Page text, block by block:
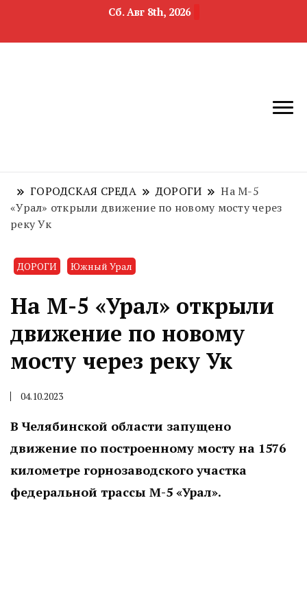
Сб. Авг 8th, 2026
область
недвижимости
ГОРОДСКАЯ СРЕДА ДОРОГИ
На М-5
«Урал» открыли движение по новому мосту через
реку Ук
ДОРОГИ Южный Урал
На М-5 «Урал» открыли
движение по новому
мосту через реку Ук
04.10.2023
В Челябинской области запущено
движение по построенному мосту на 1576
километре горнозаводского участка
федеральной трассы М-5 «Урал».